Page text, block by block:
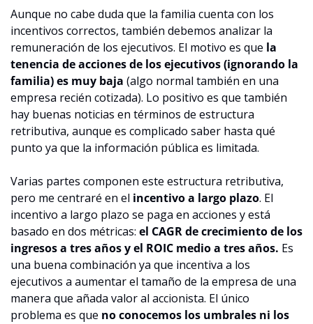
Aunque no cabe duda que la familia cuenta con los
incentivos correctos, también debemos analizar la
remuneración de los ejecutivos. El motivo es que la
tenencia de acciones de los ejecutivos (ignorando la
familia) es muy baja (algo normal también en una
empresa recién cotizada). Lo positivo es que también
hay buenas noticias en términos de estructura
retributiva, aunque es complicado saber hasta qué
punto ya que la información pública es limitada.
Varias partes componen este estructura retributiva,
pero me centraré en el incentivo a largo plazo. El
incentivo a largo plazo se paga en acciones y está
basado en dos métricas: el CAGR de crecimiento de los
ingresos a tres años y el ROIC medio a tres años. Es
una buena combinación ya que incentiva a los
ejecutivos a aumentar el tamaño de la empresa de una
manera que añada valor al accionista. El único
problema es que no conocemos los umbrales ni los